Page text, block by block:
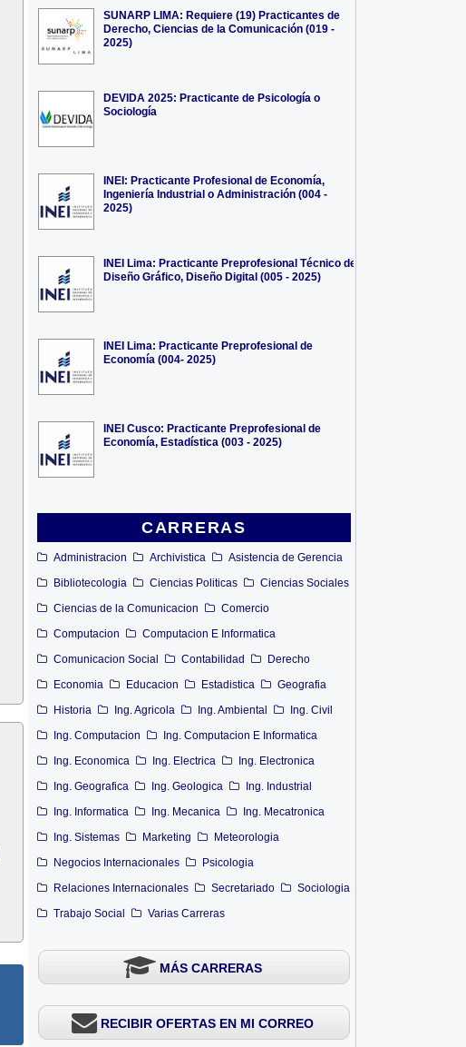
SUNARP LIMA: Requiere (19) Practicantes de
Derecho, Ciencias de la Comunicación (019 -
2025)
DEVIDA 2025: Practicante de Psicología o
Sociología
INEI: Practicante Profesional de Economía,
Ingeniería Industrial o Administración (004 -
2025)
INEI Lima: Practicante Preprofesional Técnico de
Diseño Gráfico, Diseño Digital (005 - 2025)
INEI Lima: Practicante Preprofesional de
Economía (004- 2025)
INEI Cusco: Practicante Preprofesional de
Economía, Estadística (003 - 2025)
CARRERAS
Administracion Archivistica
Asistencia de Gerencia
Bibliotecologia
Ciencias Politicas
Ciencias Sociales
Ciencias de la Comunicacion
Comercio
Computacion
Computacion E Informatica
Comunicacion Social
Contabilidad
Derecho
Economia
Educacion Estadistica
Geografia
Historia
Ing. Agricola Ing. Ambiental
Ing. Civil
Ing. Computacion
Ing. Computacion E Informatica
Ing. Economica
Ing. Electrica
Ing. Electronica
Ing. Geografica
Ing. Geologica
Ing. Industrial
Ing. Informatica
Ing. Mecanica
Ing. Mecatronica
Ing. Sistemas
Marketing
Meteorologia
Negocios Internacionales
Psicologia
Relaciones Internacionales
Secretariado
Sociologia
Trabajo Social
Varias Carreras
MÁS CARRERAS
RECIBIR OFERTAS EN MI CORREO